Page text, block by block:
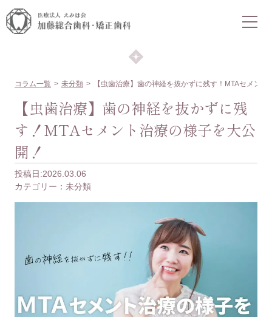
COLUMN
コラム
コラム一覧 未分類 【虫歯治療】歯の神経を抜かずに残す！MTAセメン
【虫歯治療】歯の神経を抜かずに残
す！MTAセメント治療の様子を大公
開！
投稿日:2026.03.06
カテゴリー： 未分類